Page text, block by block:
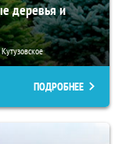
деревья и
ПОДРОБНЕЕ